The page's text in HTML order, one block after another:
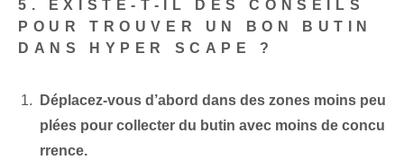
5. EXISTE-T-IL DES CONSEILS
POUR TROUVER UN BON BUTIN
DANS HYPER SCAPE ?
Déplacez-vous d’abord dans des zones moins peu
plées pour collecter du butin avec moins de concu
rrence.